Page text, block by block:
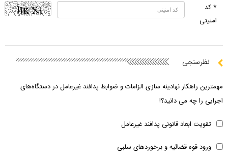
* کد
امنیتی
نظرسنجی
مهمترین راهکار نهادینه سازی الزامات و ضوابط پدافند غیرعامل در دستگاه‌های
اجرایی را چه می دانید؟!
تقویت ابعاد قانونی پدافند غیرعامل
ورود قوه قضائیه و برخوردهای سلبی